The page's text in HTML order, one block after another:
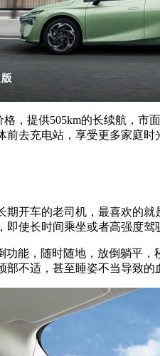
，提供505km的长续航，
去充电站，享受更多家庭
开车的老司机，最喜欢的
使长时间乘坐或者高强度驾
能，随时随地，放倒躺平
不适，甚至睡姿不当导致的